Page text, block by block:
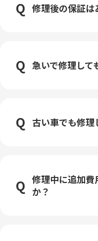
修理後の保証は
急いで修理して
古い車でも修理
修理中に追加費
か？